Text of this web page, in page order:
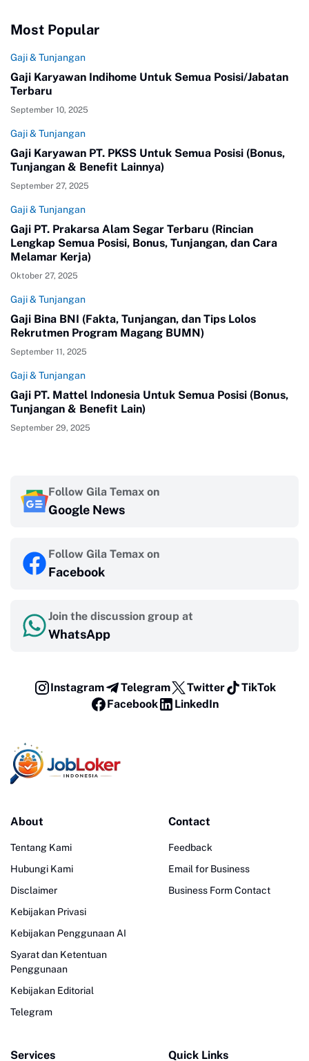
Most Popular
Gaji & Tunjangan
Gaji Karyawan Indihome Untuk Semua Posisi/Jabatan
Terbaru
September 10, 2025
Gaji & Tunjangan
Gaji Karyawan PT. PKSS Untuk Semua Posisi (Bonus,
Tunjangan & Benefit Lainnya)
September 27, 2025
Gaji & Tunjangan
Gaji PT. Prakarsa Alam Segar Terbaru (Rincian
Lengkap Semua Posisi, Bonus, Tunjangan, dan Cara
Melamar Kerja)
Oktober 27, 2025
Gaji & Tunjangan
Gaji Bina BNI (Fakta, Tunjangan, dan Tips Lolos
Rekrutmen Program Magang BUMN)
September 11, 2025
Gaji & Tunjangan
Gaji PT. Mattel Indonesia Untuk Semua Posisi (Bonus,
Tunjangan & Benefit Lain)
September 29, 2025
Follow Gila Temax on
Google News
Follow Gila Temax on
Facebook
Join the discussion group at
WhatsApp
Instagram Telegram Twitter
TikTok
Facebook
LinkedIn
About
Tentang Kami
Hubungi Kami
Disclaimer
Kebijakan Privasi
Kebijakan Penggunaan AI
Syarat dan Ketentuan
Penggunaan
Kebijakan Editorial
Telegram
Contact
Feedback
Email for Business
Business Form Contact
Services Quick Links